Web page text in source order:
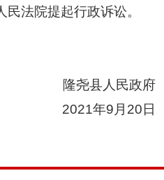
法院提起行政诉讼。
隆尧县人民政府
2021年9月20日